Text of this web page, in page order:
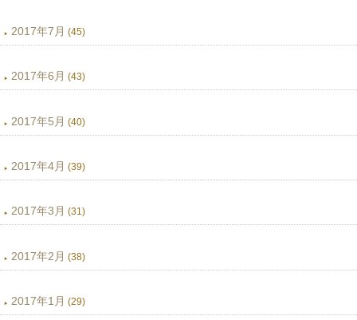
2017年7月 (45)
2017年6月 (43)
2017年5月 (40)
2017年4月 (39)
2017年3月 (31)
2017年2月 (38)
2017年1月 (29)